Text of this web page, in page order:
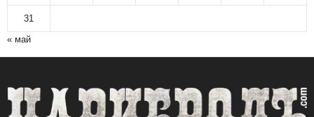
31
« май